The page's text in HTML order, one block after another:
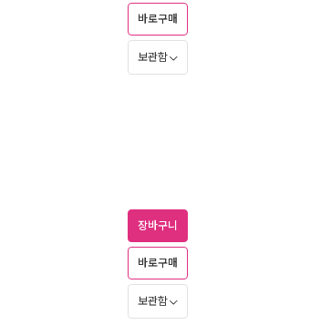
바로구매
보관함
장바구니
바로구매
보관함